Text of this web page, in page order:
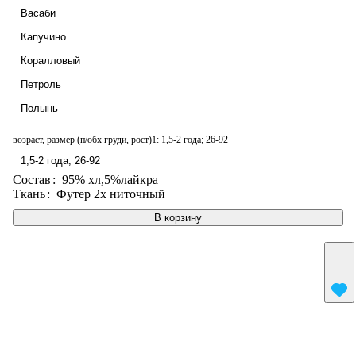
В корзину
Васаби
Капучино
Коралловый
Петроль
Полынь
возраст, размер (п/обх груди, рост)1: 1,5-2 года; 26-92
1,5-2 года; 26-92
Состав: 95% хл,5%лайкра
Ткань: Футер 2х ниточный